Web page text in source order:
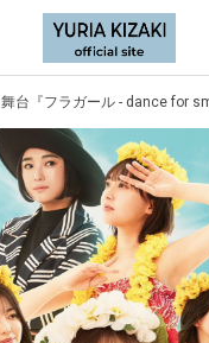
舞台『フラガール - dance for